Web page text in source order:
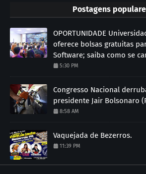
Postagens
OPORTUNIDADE
oferece bolsas gratuitas
Software; saiba como se
5:30 PM
Congresso Nacional
presidente Jair Bolsonaro
8:58 AM
Vaquejada de Bezerros.
11:39 PM